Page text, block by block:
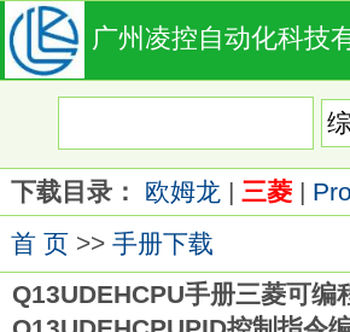
广州凌控自动化科技
下载目录： 欧姆龙 | 三菱|
首 页>> 手册下载
Q13UDEHCPU手册三菱可编